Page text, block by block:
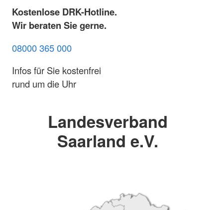
Kostenlose DRK-Hotline.
Wir beraten Sie gerne.
08000 365 000
Infos für Sie kostenfrei
rund um die Uhr
Landesverband
Saarland e.V.